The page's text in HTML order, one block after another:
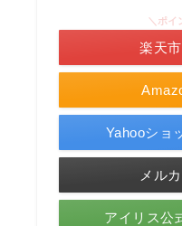
＼ポイ
楽天
Yahooショ
メル
アイリス公